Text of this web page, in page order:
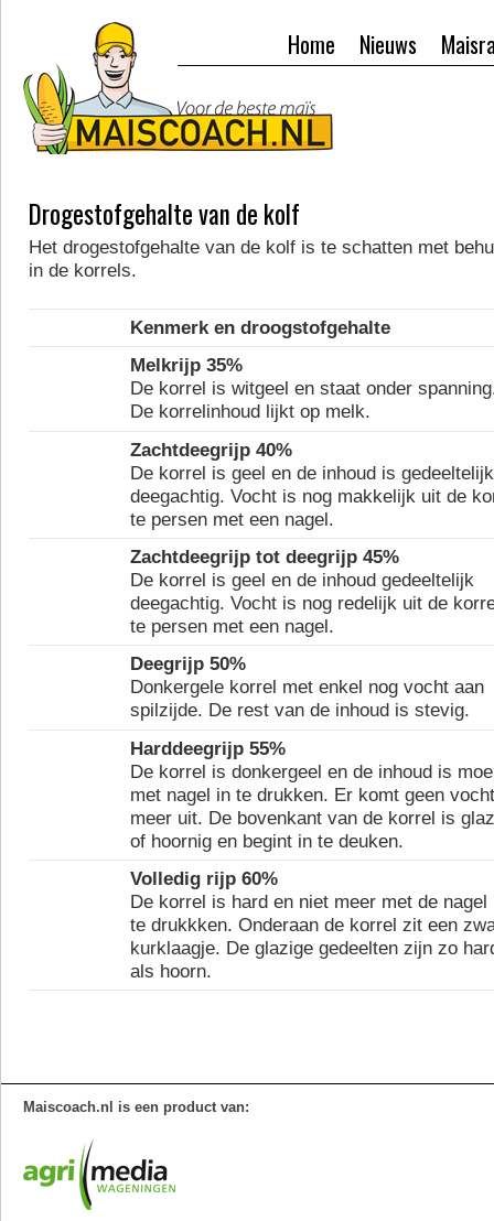
Nieuws
Home
Drogestofgehalte van de kolf
Het drogestofgehalte van de kolf is te schatten met
in de korrels.
Kenmerk en droogstofgehalte
Melkrijp 35%
De korrel is witgeel en staat onder
De korrelinhoud lijkt op melk.
Zachtdeegrijp 40%
De korrel is geel en de inhoud is gedeeltelijk
deegachtig. Vocht is nog makkelijk uit de
te persen met een nagel.
Zachtdeegrijp tot deegrijp 45%
De korrel is geel en de inhoud gedeeltelijk
deegachtig. Vocht is nog redelijk uit de
te persen met een nagel.
Deegrijp 50%
Donkergele korrel met enkel nog vocht aan
spilzijde. De rest van de inhoud is stevig.
Harddeegrijp 55%
De korrel is donkergeel en de inhoud is
met nagel in te drukken. Er komt geen vocht
meer uit. De bovenkant van de korrel is
of hoornig en begint in te deuken.
Volledig rijp 60%
De korrel is hard en niet meer met de nagel
te drukkken. Onderaan de korrel zit een
kurklaagje. De glazige gedeelten zijn zo
als hoorn.
Maiscoach.nl is een product van: